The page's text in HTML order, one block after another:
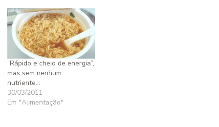
“Rápido e cheio de energia”,
mas sem nenhum
nutriente…
30/03/2011
Em "Alimentação"